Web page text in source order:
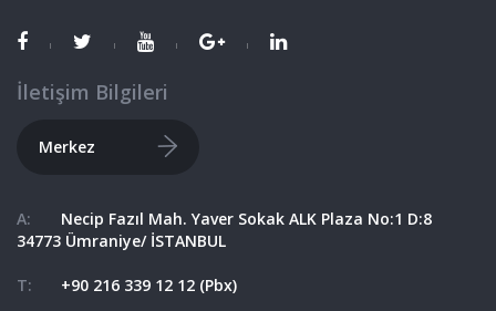
İletişim Bilgileri
Merkez
A:
Necip Fazıl Mah. Yaver Sokak ALK Plaza No:1 D:8
34773 Ümraniye/ İSTANBUL
T: +90 216 339 12 12 (Pbx)